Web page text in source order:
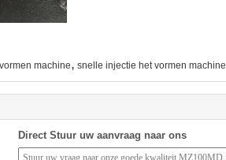
machine, snelle injectie het vormen machine
Direct Stuur uw aanvraag naar ons